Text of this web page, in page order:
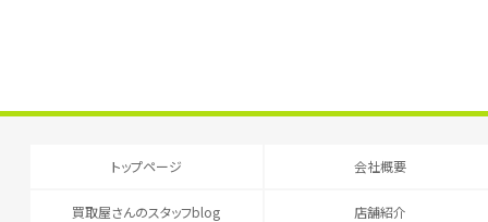
トップページ 会社概要
買取屋さんのスタッフblog 店舗紹介